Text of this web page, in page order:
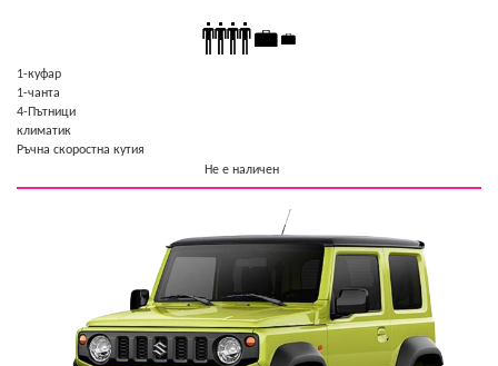
1-куфар
1-чанта
4-Пътници
климатик
Ръчна скоростна кутия
Не е наличен